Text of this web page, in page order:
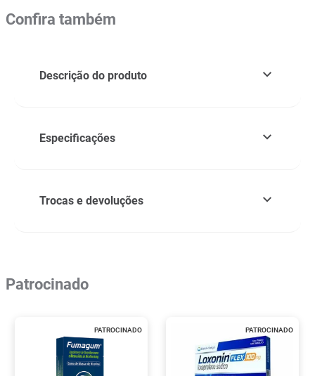
Confira também
Descrição do produto
Especificações
Trocas e devoluções
Patrocinado
PATROCINADO PATROCINADO